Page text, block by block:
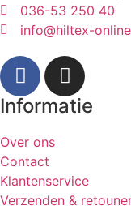
036-53 250 40
info@hiltex-
Informatie
Over ons
Contact
Klantenservice
Verzenden &